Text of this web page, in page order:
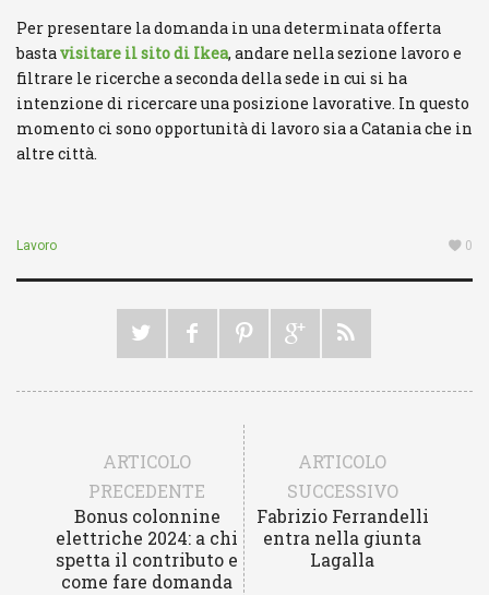
Per presentare la domanda in una determinata offerta
bastavisitare il sito di Ikea, andare nella sezione lavoro e
filtrare le ricerche a seconda della sede in cui si ha
intenzione di ricercare una posizione lavorative. In questo
momento ci sono opportunità di lavoro sia a Catania che in
altre città.
Lavoro 0
ARTICOLO
PRECEDENTE
Bonus colonnine
elettriche 2024: a chi
spetta il contributo e
come fare domanda
ARTICOLO
SUCCESSIVO
Fabrizio Ferrandelli
entra nella giunta
Lagalla